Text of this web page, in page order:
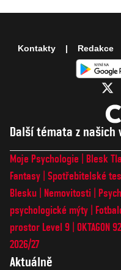
Další témata z našich
Moje Psychologie Blesk
Fantasy Spotřebitelské
Blesku
Nemovitosti
psychologické mýty
prostor Level 9 OKTAGON
2026/27
Aktuálně
Kontakty Redakce